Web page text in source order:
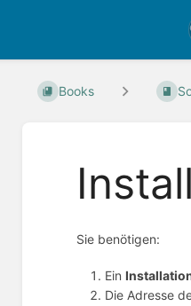
Books
Sie benötigen:
Ein
Die Adresse